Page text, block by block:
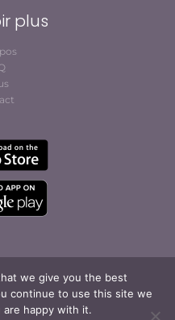
we give you the best
continue to use this site we
are happy with it.
plus
reserved.